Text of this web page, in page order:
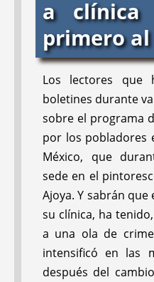
1988: Número 19
sobre cuestiones
describe la
el apartheid.
Este cambio
locales a más
nuestra
cuán
Tierra, como
Recordarán que
boletín ( No. 18
el bienestar de
NOMBRES
TOCAYOS
(HOMÓMIMOS):
inspirado por Donde
No Hay Doctor en
Ghana, Guatemala,
Chile y México
a clínica
primero al
Los lectores que
boletines durante
sobre el programa
por los pobladores
México, que
sede en el
Ajoya. Y sabrán
su clínica, ha
a una ola de
intensificó en las
después del